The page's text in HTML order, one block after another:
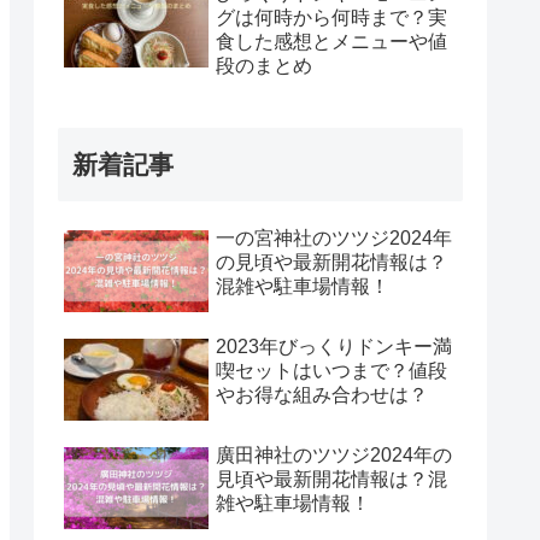
グは何時から何時まで？実
食した感想とメニューや値
段のまとめ
新着記事
一の宮神社のツツジ2024年
の見頃や最新開花情報は？
混雑や駐車場情報！
2023年びっくりドンキー満
喫セットはいつまで？値段
やお得な組み合わせは？
廣田神社のツツジ2024年の
見頃や最新開花情報は？混
雑や駐車場情報！